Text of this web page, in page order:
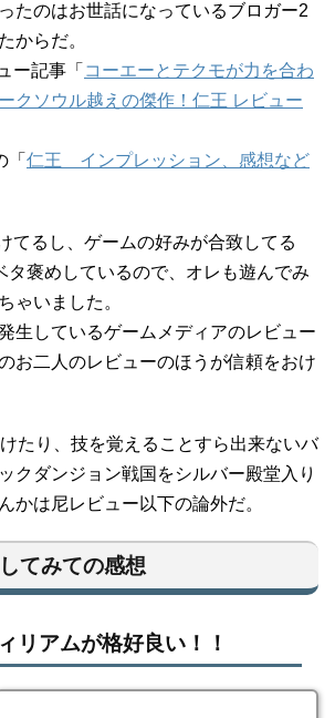
たのはお世話になっているブロガー2
からだ。
ー記事「 コーエーとテクモが力を合わ
クソウル越えの傑作！仁王 レビュー
「 仁王 インプレッション、感想など
てるし、ゲームの好みが合致してる
タ褒めしているので、オレも遊んでみ
ゃいました。
生しているゲームメディアのレビュー
お二人のレビューのほうが信頼をおけ
たり、技を覚えることすら出来ないバ
クダンジョン戦国をシルバー殿堂入り
かは尼レビュー以下の論外だ。
てみての感想
リアムが格好良い！！